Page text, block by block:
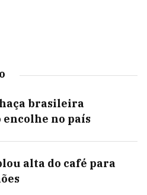
brasileira
no país
alta do café para